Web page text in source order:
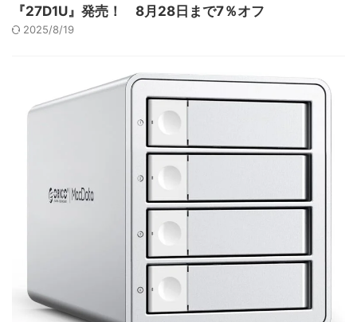
『27D1U』発売！ 8月28日まで7％オフ
2025/8/19